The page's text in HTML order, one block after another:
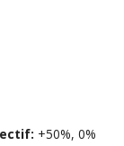
+50%, 0%